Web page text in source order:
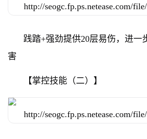
践踏+强劲提供20层易伤，进一
害
【掌控技能（二）】